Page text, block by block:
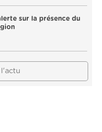
sur la présence du